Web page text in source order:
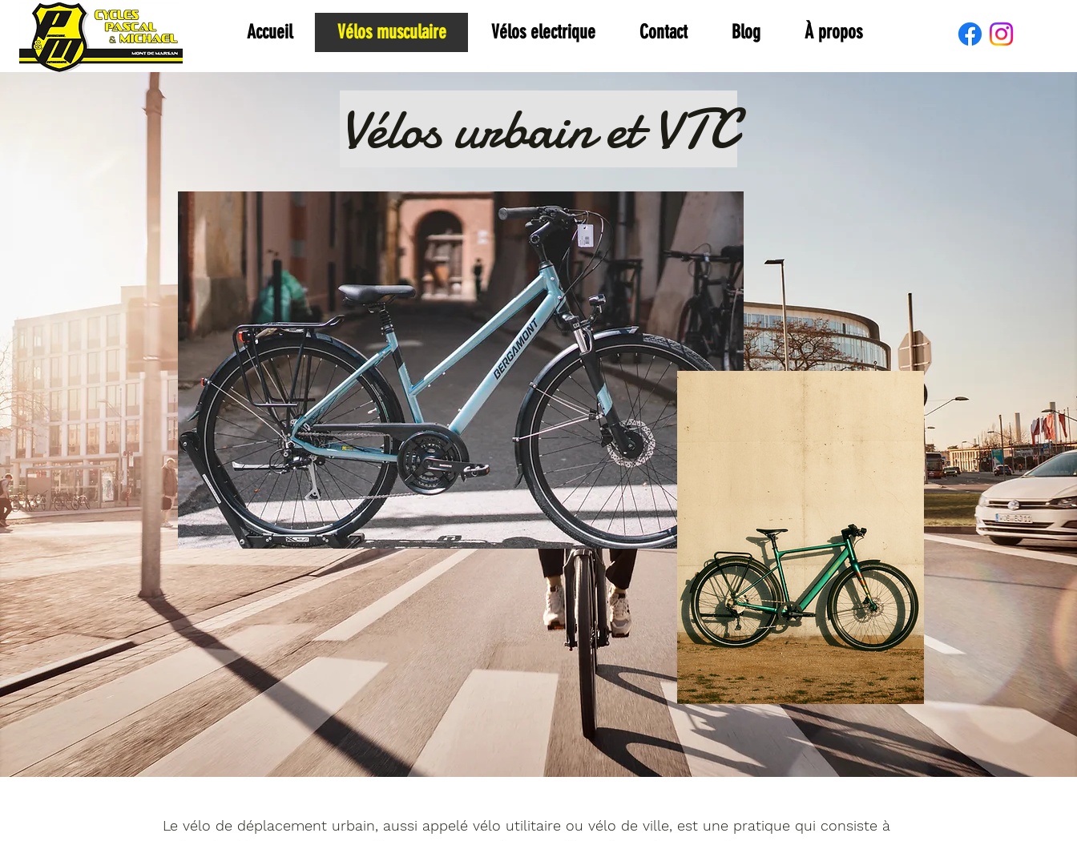
Accueil Vélos musculaire Vélos electrique Contact Blog À propos
Vélos urbain et VTC
Le vélo de déplacement urbain, aussi appelé vélo utilitaire ou vélo de ville, est une pratique qui consiste à